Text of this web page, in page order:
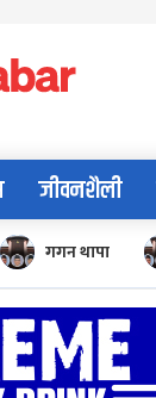
जीवनशैली
गगन थापा